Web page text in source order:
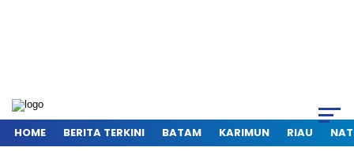
HOME BERITA TERKINI BATAM KARIMUN RIAU